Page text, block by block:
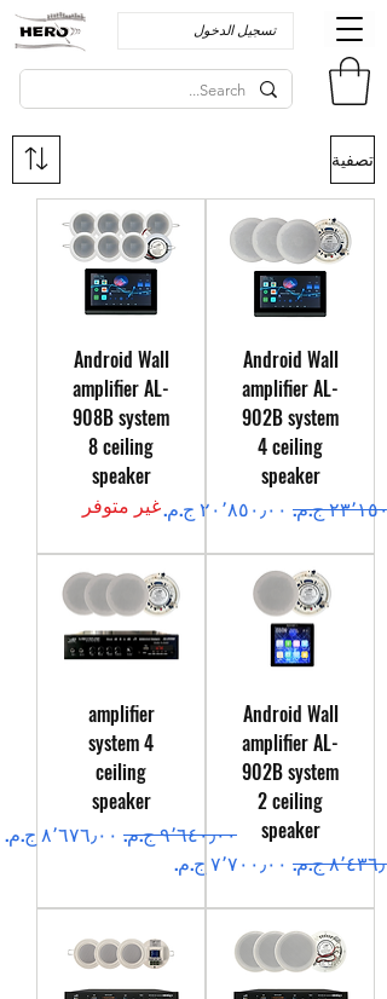
تسجيل الدخول
تصفية
Android Wall
amplifier AL-
902B system
4 ceiling
speaker
عادي
سعر البيع
Android Wall
amplifier AL-
908B system
8 ceiling
speaker
غير متوفر
Android Wall
amplifier AL-
902B system
2 ceiling
speaker
عادي
سعر البيع
amplifier
system 4
ceiling
speaker
سعر عادي
سعر البيع